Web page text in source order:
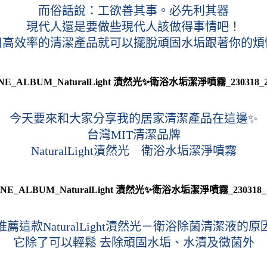
而俗話說：工欲善其事。必先利其器
現代人還是要做些現代人該做得事情吧！
效率的清潔產品就可以擺脫頑固水垢跟著你的煩
今天要來和大家分享我的居家清潔產品在這邊✨
台灣MIT清潔品牌
NaturalLight漬然光　衛浴水垢潔淨噴霧
薦這款NaturalLight漬然光－衛浴除菌清潔液的原
它除了可以輕鬆 去除頑固水垢、水漬及黴菌外